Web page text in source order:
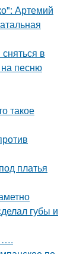
Артемий
в
на песню
такое
платья
губы и
….